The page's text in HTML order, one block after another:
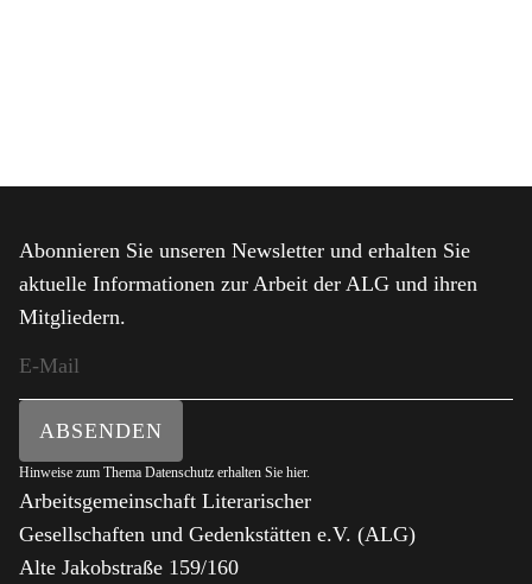
Abonnieren Sie unseren Newsletter und erhalten Sie
aktuelle Informationen zur Arbeit der ALG und ihren
Mitgliedern.
ABSENDEN
Hinweise zum Thema Datenschutz erhalten Sie hier.
Arbeitsgemeinschaft Literarischer
Gesellschaften und Gedenkstätten e.V. (ALG)
Alte Jakobstraße 159/160